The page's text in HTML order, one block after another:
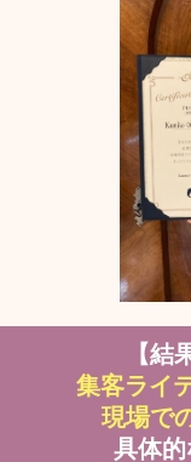
【結
集客ライ
現場で
具体